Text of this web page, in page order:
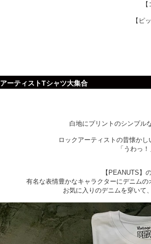
【ピ
アーティストTシャツ大集合
白地にプリントのシンプル
ロックアーティストの昔懐かし
「うわっ
【PEANUTS】
有名な表情豊かなキャラクターにデニムの
お気に入りのデニムを穿いて